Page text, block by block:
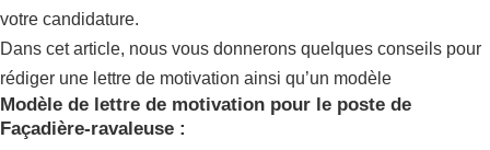
votre candidature.
Dans cet article, nous vous donnerons quelques conseils pour
rédiger une lettre de motivation ainsi qu’un modèle
Modèle de lettre de motivation pour le poste de
Façadière-ravaleuse :